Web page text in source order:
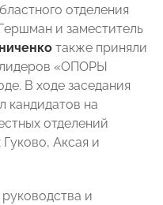
отделения
и заместитель
также приняли
лидеров «ОПОРЫ
В ходе заседания
кандидатов на
отделений
Аксая и
и